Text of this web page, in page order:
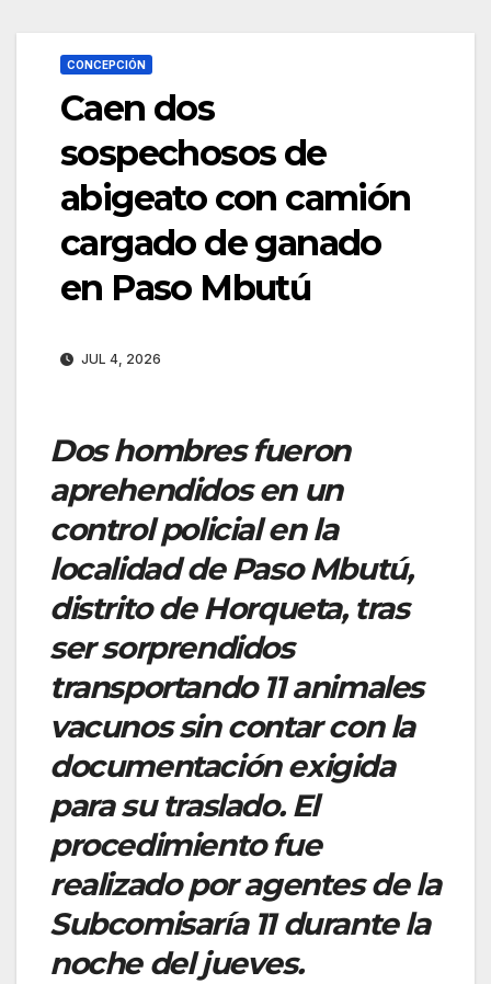
CONCEPCIÓN
Caen dos
sospechosos de
abigeato con camión
cargado de ganado
en Paso Mbutú
JUL 4, 2026
Dos hombres fueron
aprehendidos en un
control policial en la
localidad de Paso Mbutú,
distrito de Horqueta, tras
ser sorprendidos
transportando 11 animales
vacunos sin contar con la
documentación exigida
para su traslado. El
procedimiento fue
realizado por agentes de la
Subcomisaría 11 durante la
noche del jueves.